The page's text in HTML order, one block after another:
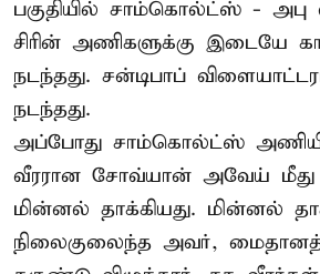
பகுதியில் சாம்கொல்ட்ஸ் -
சிரின் அணிகளுக்கு இடையே
நடந்தது. சன்டிபாப்
நடந்தது.
அப்போது சாம்கொல்ட்ஸ்
வீரரான சோவ்யான் அவேய் மீது
மின்னல் தாக்கியது. மின்னல்
நிலைகுலைந்த அவர்,